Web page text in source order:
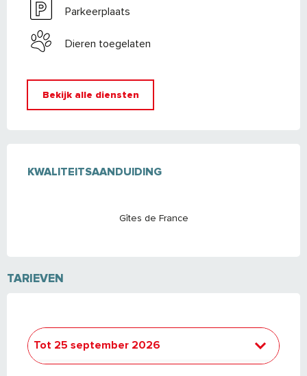
Parkeerplaats
Dieren toegelaten
Bekijk alle diensten
KWALITEITSAANDUIDING
KWALITEITSAANDUIDING
Gîtes de France
TARIEVEN
Tot 25 september 2026